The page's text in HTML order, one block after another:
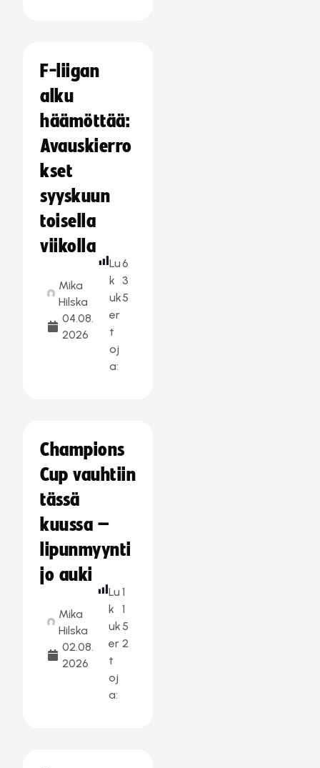
F-liigan
alku
häämöttää:
Avauskierro
kset
syyskuun
toisella
viikolla
Mika
Hilska
04.08.
2026
Lu
k
uk
er
t
oj
a:
6
3
5
Champions
Cup vauhtiin
tässä
kuussa –
lipunmyynti
jo auki
Mika
Hilska
02.08.
2026
Lu
k
uk
er
t
oj
a:
1
1
5
2